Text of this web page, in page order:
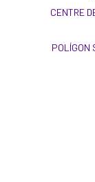
CENTRE
POLÍGON